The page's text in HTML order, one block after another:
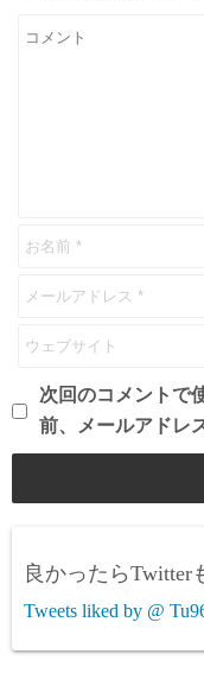
次回のコメントで
前、メールアドレ
良かったらTwitter
Tweets liked by @